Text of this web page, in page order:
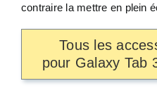
contraire la mettre en plein
Tous les
pour Galaxy Tab